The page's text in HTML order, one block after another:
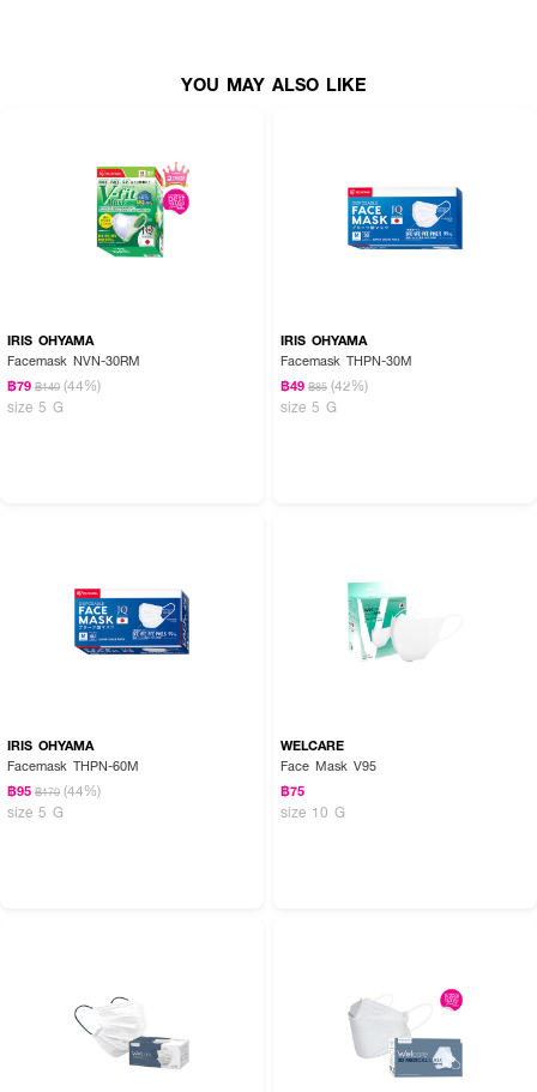
YOU MAY ALSO LIKE
IRIS OHYAMA
Facemask NVN-30RM
฿79 ฿140 (44%)
size 5 G
IRIS OHYAMA
Facemask THPN-30M
฿49 ฿85 (42%)
size 5 G
IRIS OHYAMA
Facemask THPN-60M
฿95 ฿170 (44%)
size 5 G
WELCARE
Face Mask V95
฿75
size 10 G